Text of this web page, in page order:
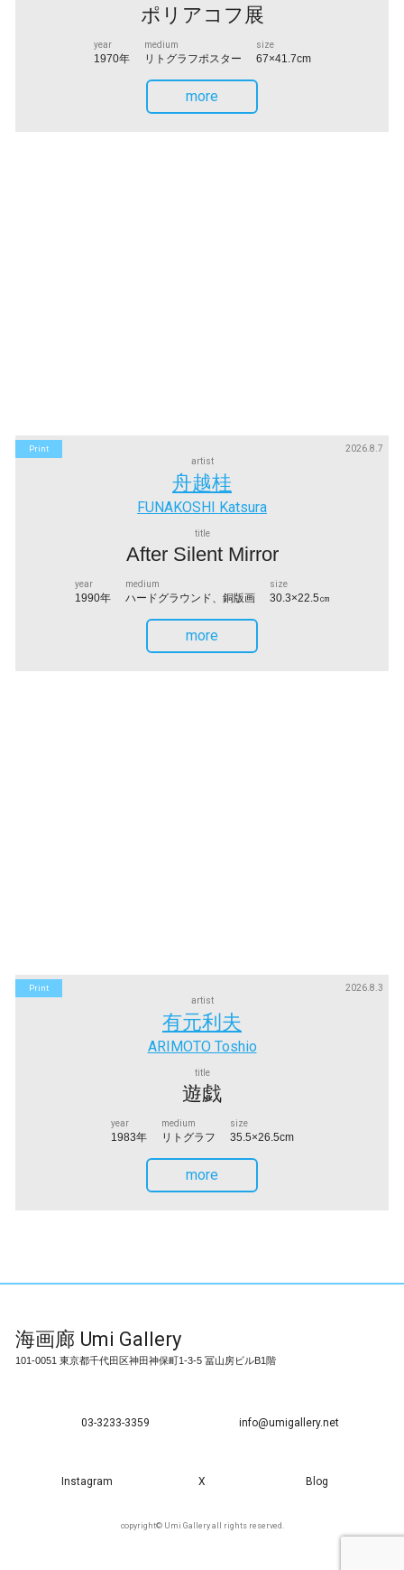
ポリアコフ展
year
1970年
medium
リトグラフポスター
size
67×41.7cm
more
Print
2026.8.7
artist
舟越桂
FUNAKOSHI Katsura
title
After Silent Mirror
year
1990年
medium
ハードグラウンド、銅版画
size
30.3×22.5㎝
more
Print
2026.8.3
artist
有元利夫
ARIMOTO Toshio
title
遊戯
year
1983年
medium
リトグラフ
size
35.5×26.5cm
more
海画廊 Umi Gallery
101-0051 東京都千代田区神田神保町1-3-5 冨山房ビルB1階
03-3233-3359 info@umigallery.net
Instagram X Blog
copyright© Umi Gallery all rights reserved.